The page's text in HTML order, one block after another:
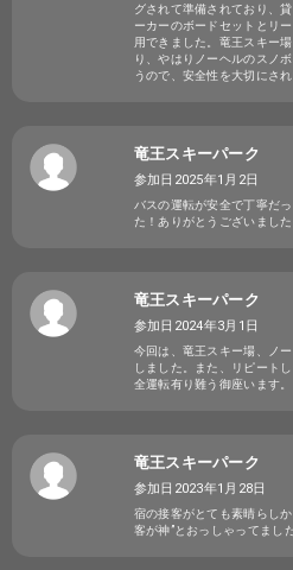
グされて準備されており、
ーカーのボードセットとリ
用できました。竜王スキー
り、やはりノーヘルのスノ
うので、安全性を大切にさ
竜王スキーパーク
参加日2025年1月2日
バスの運転が安全で丁寧だ
た！ありがとうございまし
竜王スキーパーク
参加日2024年3月1日
今回は、竜王スキー場、ノ
しました。また、リピート
全運転有り難う御座います。
竜王スキーパーク
参加日2023年1月28日
宿の接客がとても素晴らし
客が神”とおっしゃってました